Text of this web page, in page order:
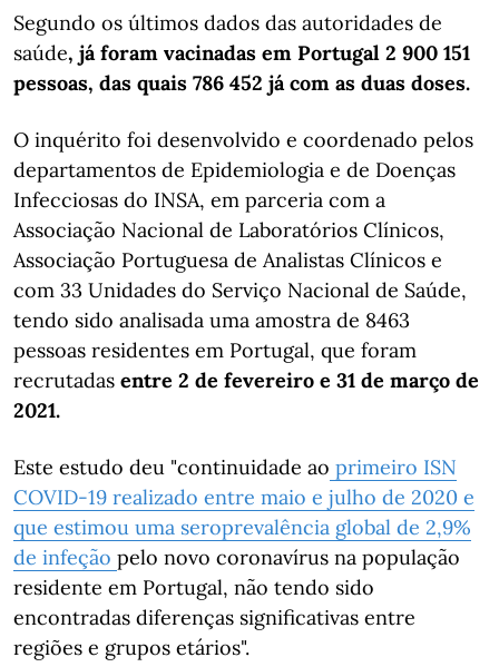
Segundo os últimos dados das autoridades de
saúde, já foram vacinadas em Portugal 2 900 151
pessoas, das quais 786 452 já com as duas doses.
O inquérito foi desenvolvido e coordenado pelos
departamentos de Epidemiologia e de Doenças
Infecciosas do INSA, em parceria com a
Associação Nacional de Laboratórios Clínicos,
Associação Portuguesa de Analistas Clínicos e
com 33 Unidades do Serviço Nacional de Saúde,
tendo sido analisada uma amostra de 8463
pessoas residentes em Portugal, que foram
recrutadas entre 2 de fevereiro e 31 de março de
2021.
Este estudo deu "continuidade ao primeiro ISN
COVID-19 realizado entre maio e julho de 2020 e
que estimou uma seroprevalência global de 2,9%
de infeção pelo novo coronavírus na população
residente em Portugal, não tendo sido
encontradas diferenças significativas entre
regiões e grupos etários".